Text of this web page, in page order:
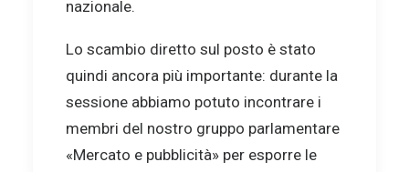
nazionale.
Lo scambio diretto sul posto è stato
quindi ancora più importante: durante la
sessione abbiamo potuto incontrare i
membri del nostro gruppo parlamentare
«Mercato e pubblicità» per esporre le